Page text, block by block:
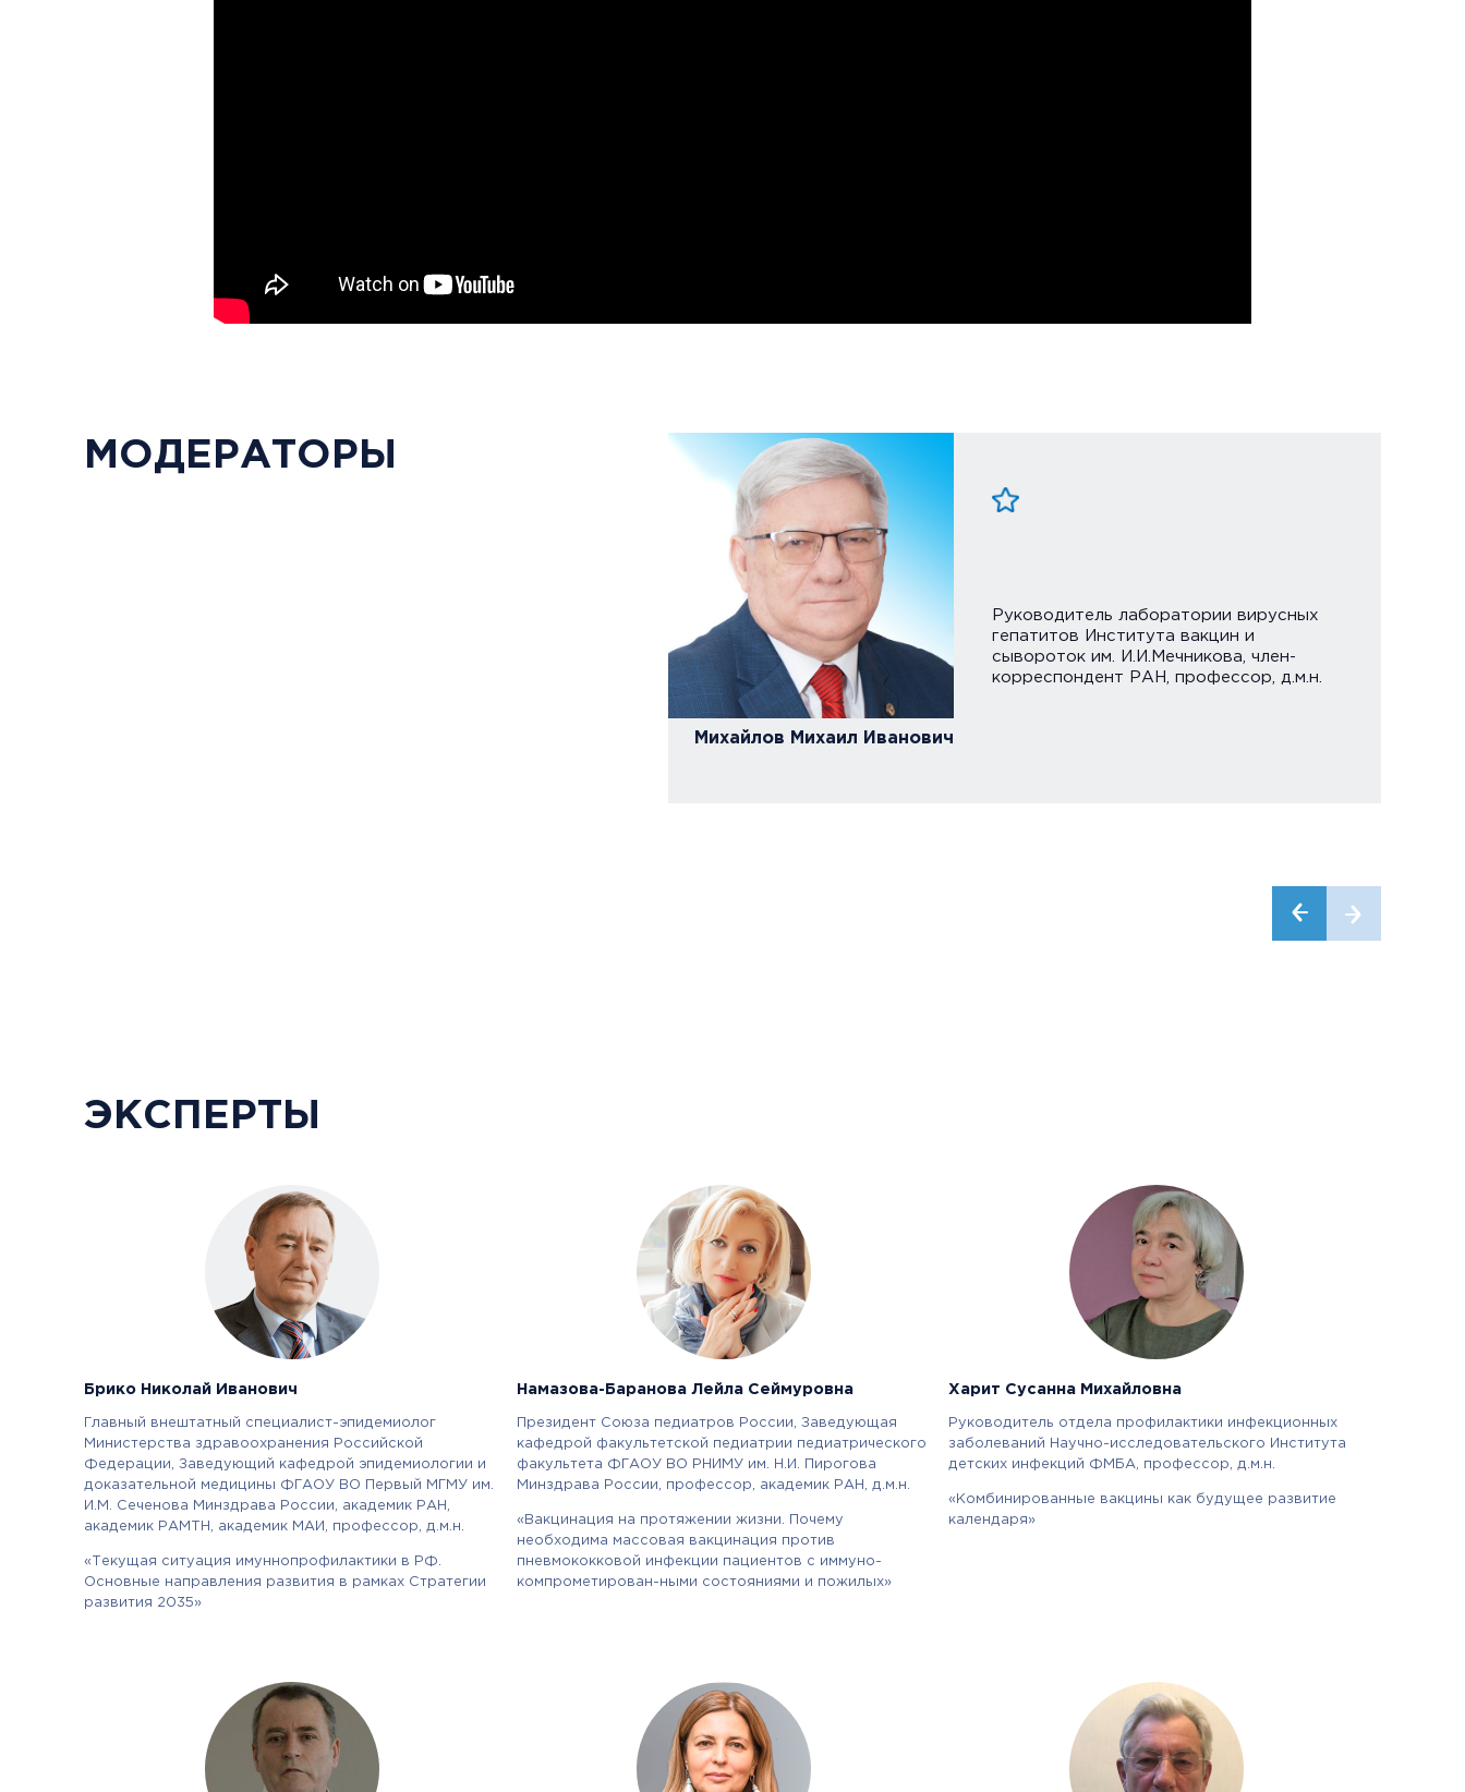
МОДЕРАТОРЫ
Михайлов Михаил Иванович
Руководитель лаборатории вирусных
гепатитов Института вакцин и
сывороток им. И.И.Мечникова, член-
корреспондент РАН, профессор, д.м.н.
ЭКСПЕРТЫ
Брико Николай Иванович
Главный внештатный специалист-эпидемиолог
Министерства здравоохранения Российской
Федерации, Заведующий кафедрой эпидемиологии и
доказательной медицины ФГАОУ ВО Первый МГМУ им.
И.М. Сеченова Минздрава России, академик РАН,
академик РАМТН, академик МАИ, профессор, д.м.н.
«Текущая ситуация имуннопрофилактики в РФ.
Основные направления развития в рамках Стратегии
развития 2035»
Намазова-Баранова Лейла Сеймуровна
Президент Союза педиатров России, Заведующая
кафедрой факультетской педиатрии педиатрического
факультета ФГАОУ ВО РНИМУ им. Н.И. Пирогова
Минздрава России, профессор, академик РАН, д.м.н.
«Вакцинация на протяжении жизни. Почему
необходима массовая вакцинация против
пневмококковой инфекции пациентов с иммуно-
компрометирован-ными состояниями и пожилых»
Харит Сусанна Михайловна
Руководитель отдела профилактики инфекционных
заболеваний Научно-исследовательского Института
детских инфекций ФМБА, профессор, д.м.н.
«Комбинированные вакцины как будущее развитие
календаря»